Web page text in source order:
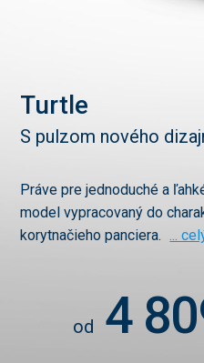
Turtle
S pulzom nového
Práve pre jednoduché a
model vypracovaný do
korytnačieho panciera. ...
od 4